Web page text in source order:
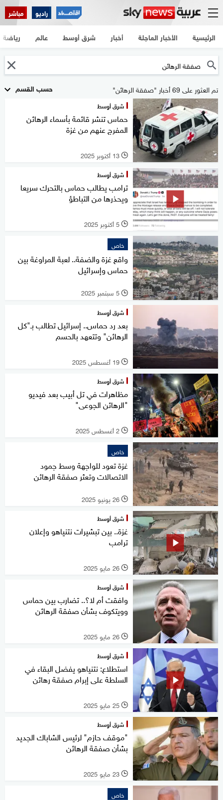
راديو مباشر
الرئيسية الأخبار العاجلة أخبار شرق أوسط عالم رياضة
حسب القسم تم العثور على 69 أخبار "صفقة الرهائن"
شرق أوسط
حماس تنشر قائمة بأسماء الرهائن
المفرج عنهم من غزة
l 13 أكتوبر 2025
شرق أوسط
ترامب يطالب حماس بالتحرك سريعا
ويحذرها من التباطؤ
l 5 أكتوبر 2025
خاص
واقع غزة والضفة.. لعبة المراوغة بين
حماس وإسرائيل
l 5 سبتمبر 2025
شرق أوسط
بعد رد حماس.. إسرائيل تطالب بـ"كل
الرهائن" وتتعهد بالحسم
l 19 أغسطس 2025
شرق أوسط
مظاهرات في تل أبيب بعد فيديو
"الرهائن الجوعى"
l 2 أغسطس 2025
خاص
غزة تعود للواجهة وسط جمود
الاتصالات وتعثر صفقة الرهائن
l 26 يونيو 2025
شرق أوسط
غزة.. بين تبشيرات نتنياهو وإعلان
ترامب
l 26 مايو 2025
شرق أوسط
وافقت أم لا؟.. تضارب بين حماس
وويتكوف بشأن صفقة الرهائن
l 26 مايو 2025
شرق أوسط
استطلاع: نتنياهو يفضل البقاء في
السلطة على إبرام صفقة رهائن
l 25 مايو 2025
شرق أوسط
"موقف حازم" لرئيس الشاباك الجديد
بشأن صفقة الرهائن
l 23 مايو 2025
خاص